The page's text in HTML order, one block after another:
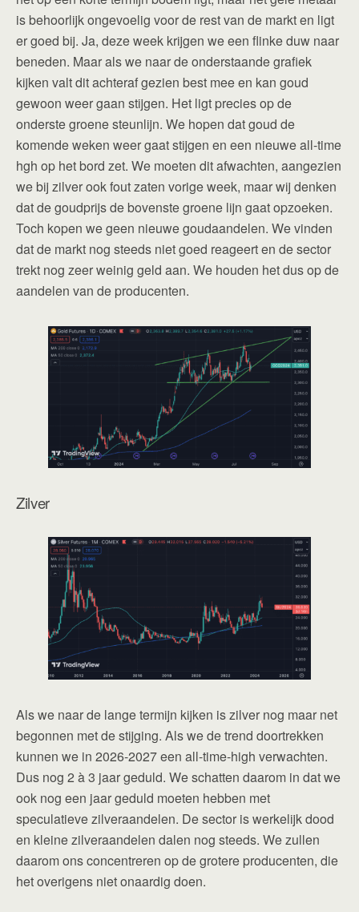
is behoorlijk ongevoelig voor de rest van de markt en ligt
er goed bij. Ja, deze week krijgen we een flinke duw naar
beneden. Maar als we naar de onderstaande grafiek
kijken valt dit achteraf gezien best mee en kan goud
gewoon weer gaan stijgen. Het ligt precies op de
onderste groene steunlijn. We hopen dat goud de
komende weken weer gaat stijgen en een nieuwe all-time
hgh op het bord zet. We moeten dit afwachten, aangezien
we bij zilver ook fout zaten vorige week, maar wij denken
dat de goudprijs de bovenste groene lijn gaat opzoeken.
Toch kopen we geen nieuwe goudaandelen. We vinden
dat de markt nog steeds niet goed reageert en de sector
trekt nog zeer weinig geld aan. We houden het dus op de
aandelen van de producenten.
Zilver
Als we naar de lange termijn kijken is zilver nog maar net
begonnen met de stijging. Als we de trend doortrekken
kunnen we in 2026-2027 een all-time-high verwachten.
Dus nog 2 à 3 jaar geduld. We schatten daarom in dat we
ook nog een jaar geduld moeten hebben met
speculatieve zilveraandelen. De sector is werkelijk dood
en kleine zilveraandelen dalen nog steeds. We zullen
daarom ons concentreren op de grotere producenten, die
het overigens niet onaardig doen.